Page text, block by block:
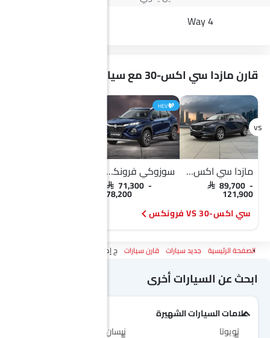
4 Way
قارن مازدا سي اكس-30 مع سيارات مشابهة
مازدا سي اكس-30
SAR 89,700 -
121,900
HEV
سوزوكي فرونكس
SAR 71,300 -
78,200
سي اكس-30 VS فرونكس
الصفحة الرئيسية جديد سيارات قارن سيارات ج إم سي فيجوس Vs مازدا سي اكس-30
ابحث عن السيارات أخرى
علامات السيارات الشهيرة
تويوتا
نيسان